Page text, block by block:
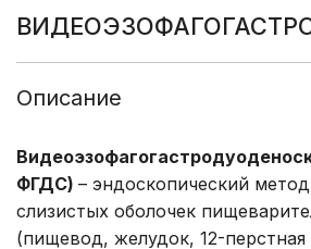
Описание
Описание
ФГДС) – эндоскопический
слизистых оболочек
(пищевод, желудок, 12-